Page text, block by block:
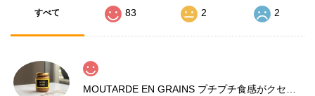
すべて 83 2 2
MOUTARDE EN GRAINS プチプチ食感がクセになる 粒マスタード